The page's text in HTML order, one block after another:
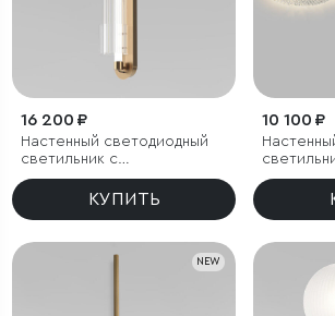
16 200 ₽
Настенный светодиодный
светильник с
регулировкой цветовой
температурыКУПИТЬ
10 100 ₽
NEW